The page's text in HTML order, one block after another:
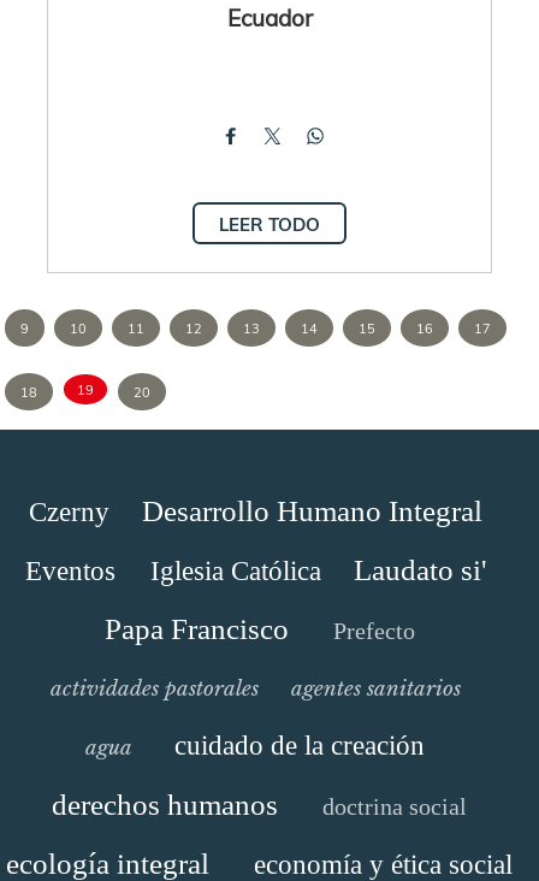
Ecuador
LEER TODO
9 10 11 12 13 14 15 16 17
18 19 20
Czerny Desarrollo Humano Integral
Eventos Iglesia Católica
Laudato si'
Papa Francisco
Prefecto
actividades pastorales agentes sanitarios
agua cuidado de la creación
derechos humanos doctrina social
ecología integral economía y ética social